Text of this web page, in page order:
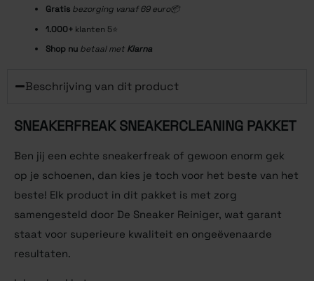
Gratis bezorging vanaf 69 euro📦
1.000+ klanten 5⭐️
Shop nu betaal met Klarna
Beschrijving van dit product
SNEAKERFREAK SNEAKERCLEANING PAKKET
Ben jij een echte sneakerfreak of gewoon enorm gek
op je schoenen, dan kies je toch voor het beste van het
beste! Elk product in dit pakket is met zorg
samengesteld door De Sneaker Reiniger, wat garant
staat voor superieure kwaliteit en ongeëvenaarde
resultaten.